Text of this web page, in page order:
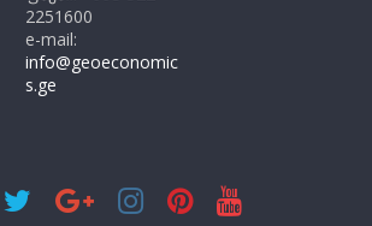
2251600
e-mail:
info@geoeconomic
s.ge